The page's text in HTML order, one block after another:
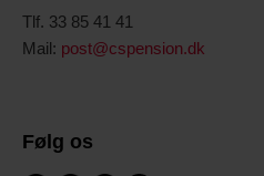
Tlf. 33 85 41 41
Mail: post@cspension.dk
Følg os